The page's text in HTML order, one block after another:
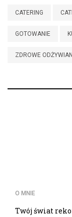
CATERING
GOTOWANIE
ZDROWE
O MNIE
Twój świat